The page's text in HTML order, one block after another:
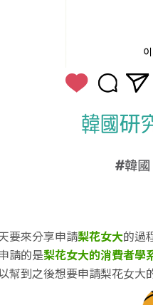
要來分享申請梨花女大的過
請的是梨花女大的消費者學
幫到之後想要申請梨花女大